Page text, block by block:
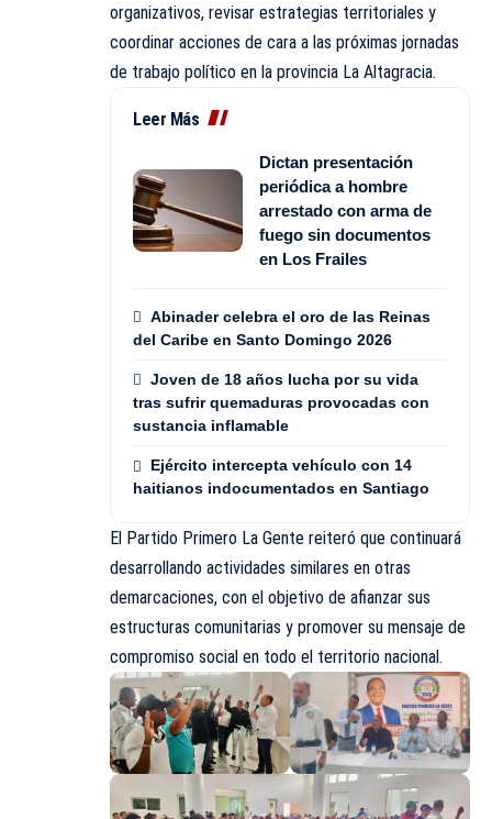
organizativos, revisar estrategias territoriales y
coordinar acciones de cara a las próximas jornadas
de trabajo político en la provincia La Altagracia.
Leer Más
Dictan presentación
periódica a hombre
arrestado con arma de
fuego sin documentos
en Los Frailes
Abinader celebra el oro de las Reinas
del Caribe en Santo Domingo 2026
Joven de 18 años lucha por su vida
tras sufrir quemaduras provocadas con
sustancia inflamable
Ejército intercepta vehículo con 14
haitianos indocumentados en Santiago
El Partido Primero La Gente reiteró que continuará
desarrollando actividades similares en otras
demarcaciones, con el objetivo de afianzar sus
estructuras comunitarias y promover su mensaje de
compromiso social en todo el territorio nacional.